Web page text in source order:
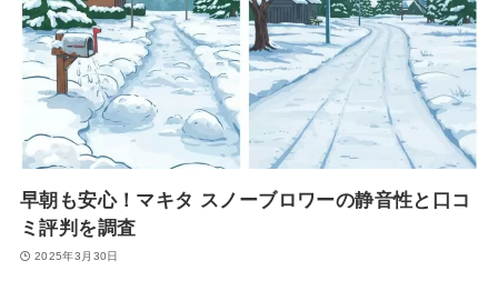
早朝も安心！マキタ スノーブロワーの静音性と口コ
ミ評判を調査
2025年3月30日